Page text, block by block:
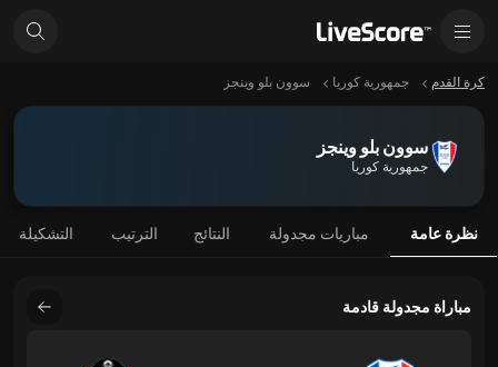
كرة القدم جمهورية كوريا سوون بلو وينجز
سوون بلو وينجز
جمهورية كوريا
نظرة عامة مباريات مجدولة النتائج الترتيب التشكيلة
مباراة مجدولة قادمة